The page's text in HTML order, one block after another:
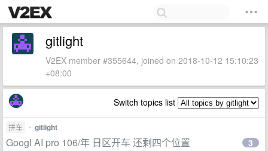
gitlight
V2EX member #355644, joined on 2018-10-12 15:10:23
+08:00
Switch topics list
拼车 • gitlight
Googl AI pro 106/年 日区开车 还剩四个位置 3